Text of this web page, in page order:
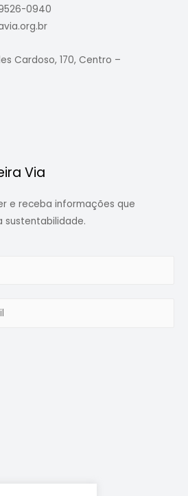
0940
Cardoso, 170, Centro –
Via
e receba informações que
sustentabilidade.